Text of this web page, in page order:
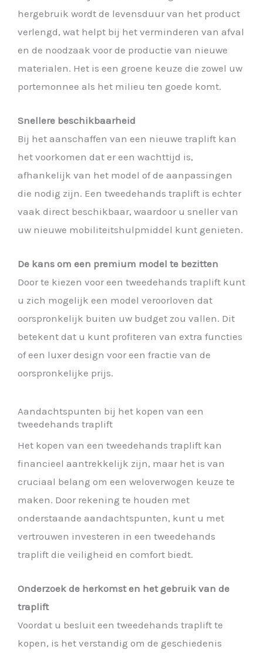
hergebruik wordt de levensduur van het product
verlengd, wat helpt bij het verminderen van afval
en de noodzaak voor de productie van nieuwe
materialen. Het is een groene keuze die zowel uw
portemonnee als het milieu ten goede komt.
Snellere beschikbaarheid
Bij het aanschaffen van een nieuwe traplift kan
het voorkomen dat er een wachttijd is,
afhankelijk van het model of de aanpassingen
die nodig zijn. Een tweedehands traplift is echter
vaak direct beschikbaar, waardoor u sneller van
uw nieuwe mobiliteitshulpmiddel kunt genieten.
De kans om een premium model te bezitten
Door te kiezen voor een tweedehands traplift kunt
u zich mogelijk een model veroorloven dat
oorspronkelijk buiten uw budget zou vallen. Dit
betekent dat u kunt profiteren van extra functies
of een luxer design voor een fractie van de
oorspronkelijke prijs.
Aandachtspunten bij het kopen van een
tweedehands traplift
Het kopen van een tweedehands traplift kan
financieel aantrekkelijk zijn, maar het is van
cruciaal belang om een weloverwogen keuze te
maken. Door rekening te houden met
onderstaande aandachtspunten, kunt u met
vertrouwen investeren in een tweedehands
traplift die veiligheid en comfort biedt.
Onderzoek de herkomst en het gebruik van de
traplift
Voordat u besluit een tweedehands traplift te
kopen, is het verstandig om de geschiedenis